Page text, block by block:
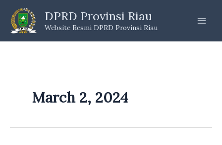
content
DPRD Provinsi Riau
Website Resmi DPRD Provinsi Riau
March 2, 2024